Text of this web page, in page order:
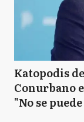
Katopodis
Conurbano
"No se